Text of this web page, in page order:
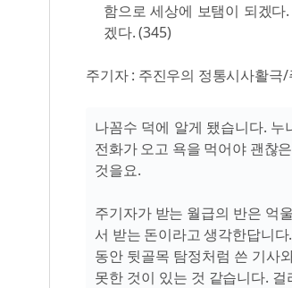
함으로 세상에 보탬이 되겠
겠다. (345)
주기자 : 주진우의 정통시사활
나꼼수 덕에 알게 됐습니다.
전화가 오고 욕을 먹어야 괜찮
것을요.
주기자가 받는 월급의 반은 억
서 받는 돈이라고 생각한답니
동안 뒷골목 탐정처럼 쓴 기사
못한 것이 있는 것 같습니다.